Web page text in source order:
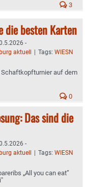
3
die besten Karten
-
aktuell | Tags: WIESN
Schaftkopfturnier auf dem
0
Das sind die
-
aktuell | Tags: WIESN
„All you can eat”